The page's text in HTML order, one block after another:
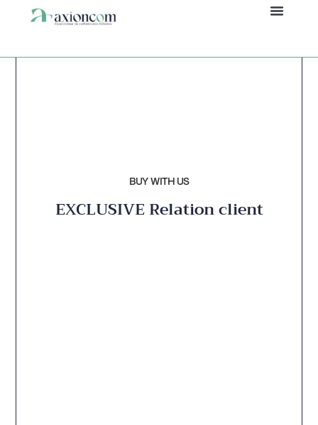
Panneau de gestion des cookies
BUY WITH US
EXCLUSIVE Relation client